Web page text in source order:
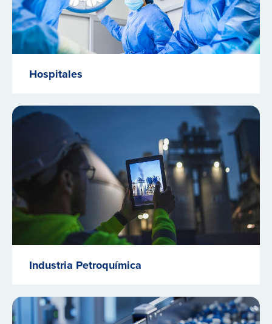
Hospitales
Industria Petroquímica